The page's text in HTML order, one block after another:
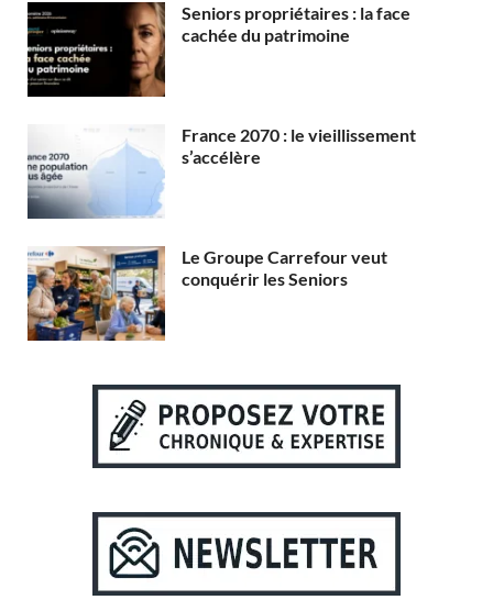
Seniors propriétaires : la face
cachée du patrimoine
France 2070 : le vieillissement
s’accélère
Le Groupe Carrefour veut
conquérir les Seniors